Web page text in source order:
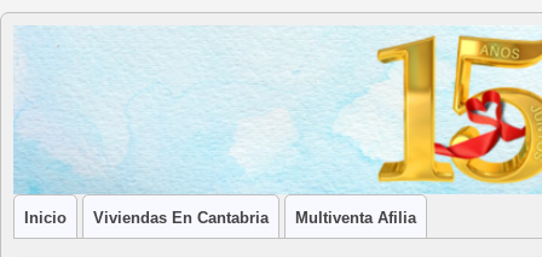
Blog de
Afilia
Inmobiliarias
LA ASOCIACIÓN DE LOS PROFESIONALES INMOBILIARIOS
Inicio Viviendas En Cantabria Multiventa Afilia